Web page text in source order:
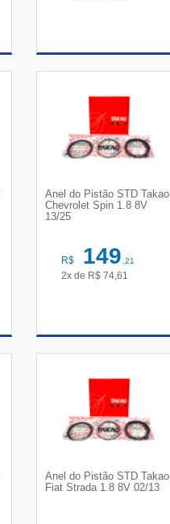
Anel do Pistão STD Takao
Chevrolet Spin 1.8 8V
13/25
R$ 149,21
2x de R$ 74,61
Anel do Pistão STD Takao
Fiat Strada 1.8 8V 02/13